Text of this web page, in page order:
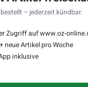
– jederzeit kündbar.
Zugriff auf www.oz-
neue Artikel pro Woche
inklusive